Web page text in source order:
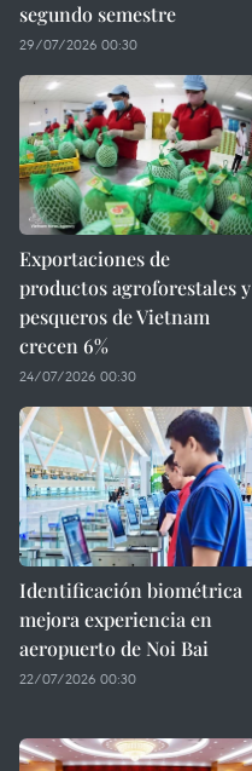
segundo semestre
29/07/2026 00:30
Exportaciones de
productos agroforestales y
pesqueros de Vietnam
crecen 6%
24/07/2026 00:30
Identificación biométrica
mejora experiencia en
aeropuerto de Noi Bai
22/07/2026 00:30